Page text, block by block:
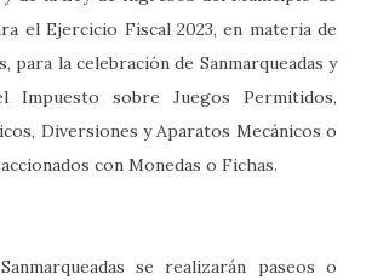
el Ejercicio Fiscal 2023, en materia de
para la celebración de Sanmarqueadas y
Impuesto sobre Juegos Permitidos,
Diversiones y Aparatos Mecánicos o
con Monedas o Fichas.
se realizarán paseos o